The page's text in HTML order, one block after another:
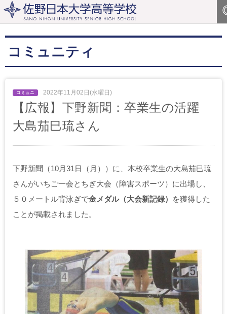
コミュニティ
2022年11月02日(水曜日)
【広報】下野新聞：卒業生の活躍
大島茄巳琉さん
下野新聞（10月31日（月））に、本校卒業生の大島茄巳琉
さんがいちご一会とちぎ大会（障害スポーツ）に出場し、
５０メートル背泳ぎで金メダル（大会新記録）
を獲得した
ことが掲載されました。